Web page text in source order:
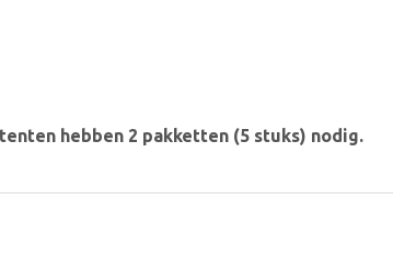
hebben 2 pakketten (5 stuks) nodig.